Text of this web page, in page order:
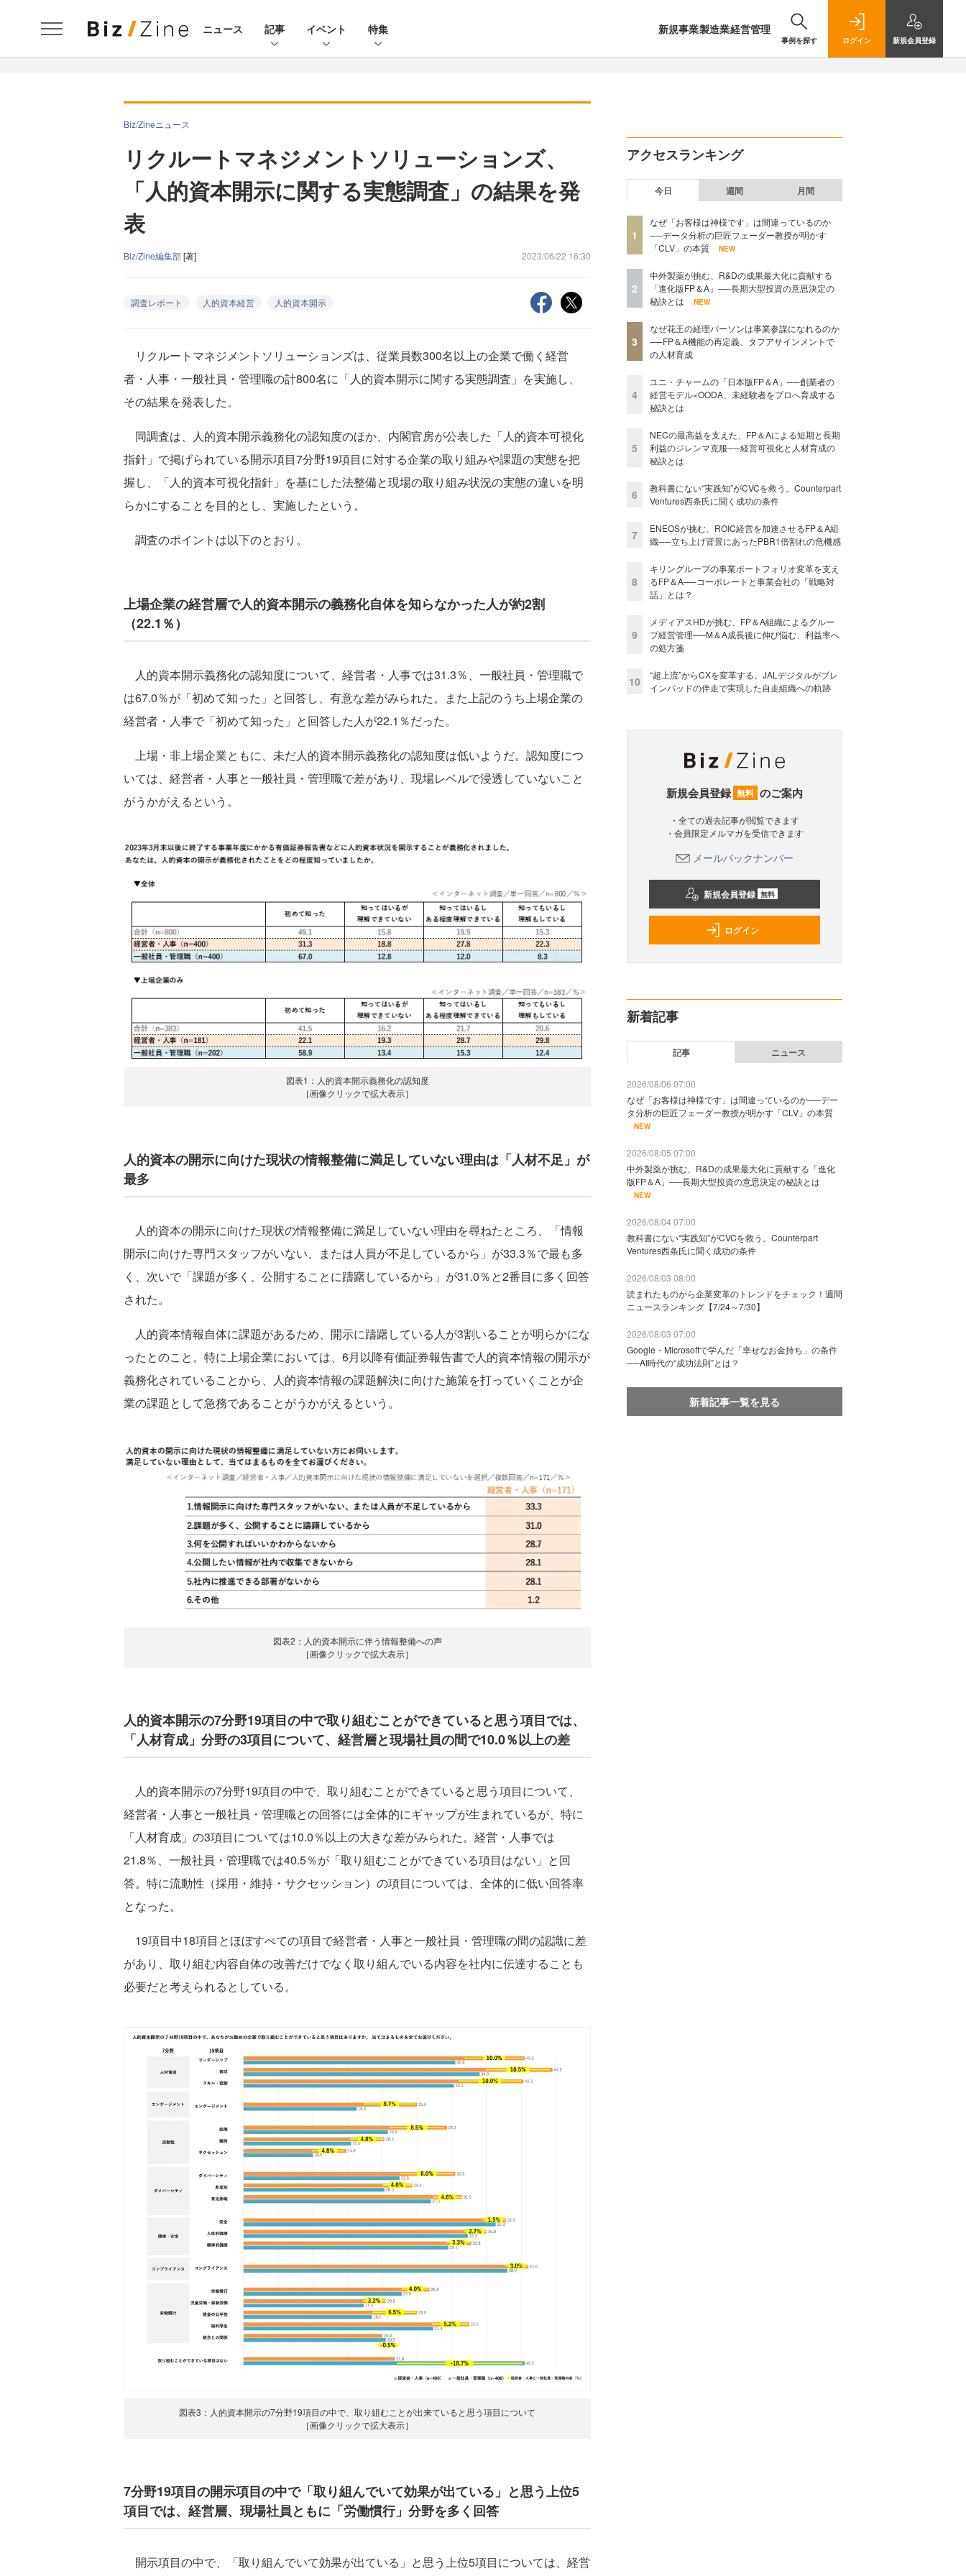
ニュース 記事 イベント 特集 新規事業製造業経営管理
事例を探す ログイン 新規会員登録
Biz/Zineニュース
リクルートマネジメントソリューションズ、
「人的資本開示に関する実態調査」の結果を発
表
Biz/Zine編集部[著] 2023/06/22 16:30
調査レポート 人的資本経営 人的資本開示
リクルートマネジメントソリューションズは、従業員数300名以上の企業で働く経営
者・人事・一般社員・管理職の計800名に「人的資本開示に関する実態調査」を実施し、
その結果を発表した。
同調査は、人的資本開示義務化の認知度のほか、内閣官房が公表した「人的資本可視化
指針」で掲げられている開示項目7分野19項目に対する企業の取り組みや課題の実態を把
握し、「人的資本可視化指針」を基にした法整備と現場の取り組み状況の実態の違いを明
らかにすることを目的とし、実施したという。
調査のポイントは以下のとおり。
上場企業の経営層で人的資本開示の義務化自体を知らなかった人が約2割
（22.1％）
人的資本開示義務化の認知度について、経営者・人事では31.3％、一般社員・管理職で
は67.0％が「初めて知った」と回答し、有意な差がみられた。また上記のうち上場企業の
経営者・人事で「初めて知った」と回答した人が22.1％だった。
上場・非上場企業ともに、未だ人的資本開示義務化の認知度は低いようだ。認知度につ
いては、経営者・人事と一般社員・管理職で差があり、現場レベルで浸透していないこと
がうかがえるという。
図表1：人的資本開示義務化の認知度
［画像クリックで拡大表示］
人的資本の開示に向けた現状の情報整備に満足していない理由は「人材不足」が
最多
人的資本の開示に向けた現状の情報整備に満足していない理由を尋ねたところ、「情報
開示に向けた専門スタッフがいない、または人員が不足しているから」が33.3％で最も多
く、次いで「課題が多く、公開することに躊躇しているから」が31.0％と2番目に多く回答
された。
人的資本情報自体に課題があるため、開示に躊躇している人が3割いることが明らかにな
ったとのこと。特に上場企業においては、6月以降有価証券報告書で人的資本情報の開示が
義務化されていることから、人的資本情報の課題解決に向けた施策を打っていくことが企
業の課題として急務であることがうかがえるという。
図表2：人的資本開示に伴う情報整備への声
［画像クリックで拡大表示］
人的資本開示の7分野19項目の中で取り組むことができていると思う項目では、
「人材育成」分野の3項目について、経営層と現場社員の間で10.0％以上の差
人的資本開示の7分野19項目の中で、取り組むことができていると思う項目について、
経営者・人事と一般社員・管理職との回答には全体的にギャップが生まれているが、特に
「人材育成」の3項目については10.0％以上の大きな差がみられた。経営・人事では
21.8％、一般社員・管理職では40.5％が「取り組むことができている項目はない」と回
答。特に流動性（採用・維持・サクセッション）の項目については、全体的に低い回答率
となった。
19項目中18項目とほぼすべての項目で経営者・人事と一般社員・管理職の間の認識に差
があり、取り組む内容自体の改善だけでなく取り組んでいる内容を社内に伝達することも
必要だと考えられるとしている。
図表3：人的資本開示の7分野19項目の中で、取り組むことが出来ていると思う項目について
［画像クリックで拡大表示］
7分野19項目の開示項目の中で「取り組んでいて効果が出ている」と思う上位5
項目では、経営層、現場社員ともに「労働慣行」分野を多く回答
開示項目の中で、「取り組んでいて効果が出ている」と思う上位5項目については、経営
アクセスランキング
今日 週間 月間
1
なぜ「お客様は神様です」は間違っているのか
──データ分析の巨匠フェーダー教授が明かす
「CLV」の本質
NEW
2
中外製薬が挑む、R&Dの成果最大化に貢献する
「進化版FP＆A」──長期大型投資の意思決定の
秘訣とは
NEW
3
なぜ花王の経理パーソンは事業参謀になれるのか
──FP＆A機能の再定義、タフアサインメントで
の人材育成
4
ユニ・チャームの「日本版FP＆A」──創業者の
経営モデル×OODA、未経験者をプロへ育成する
秘訣とは
5
NECの最高益を支えた、FP＆Aによる短期と長期
利益のジレンマ克服──経営可視化と人材育成の
秘訣とは
6
教科書にない“実践知”がCVCを救う。Counterpart
Ventures西条氏に聞く成功の条件
7
ENEOSが挑む、ROIC経営を加速させるFP＆A組
織──立ち上げ背景にあったPBR1倍割れの危機感
8
キリングループの事業ポートフォリオ変革を支え
るFP＆A──コーポレートと事業会社の「戦略対
話」とは？
9
メディアスHDが挑む、FP＆A組織によるグルー
プ経営管理──M＆A成長後に伸び悩む、利益率へ
の処方箋
10
“超上流”からCXを変革する。JALデジタルがブレ
インパッドの伴走で実現した自走組織への軌跡
新規会員登録 無料 のご案内
・全ての過去記事が閲覧できます
・会員限定メルマガを受信できます
メールバックナンバー
新規会員登録 無料
ログイン
新着記事
記事 ニュース
2026/08/06 07:00
なぜ「お客様は神様です」は間違っているのか──デー
タ分析の巨匠フェーダー教授が明かす「CLV」の本質
NEW
2026/08/05 07:00
中外製薬が挑む、R&Dの成果最大化に貢献する「進化
版FP＆A」──長期大型投資の意思決定の秘訣とは
NEW
2026/08/04 07:00
教科書にない“実践知”がCVCを救う。Counterpart
Ventures西条氏に聞く成功の条件
2026/08/03 08:00
読まれたものから企業変革のトレンドをチェック！週間
ニュースランキング【7/24～7/30】
2026/08/03 07:00
Google・Microsoftで学んだ「幸せなお金持ち」の条件
──AI時代の“成功法則”とは？
新着記事一覧を見る